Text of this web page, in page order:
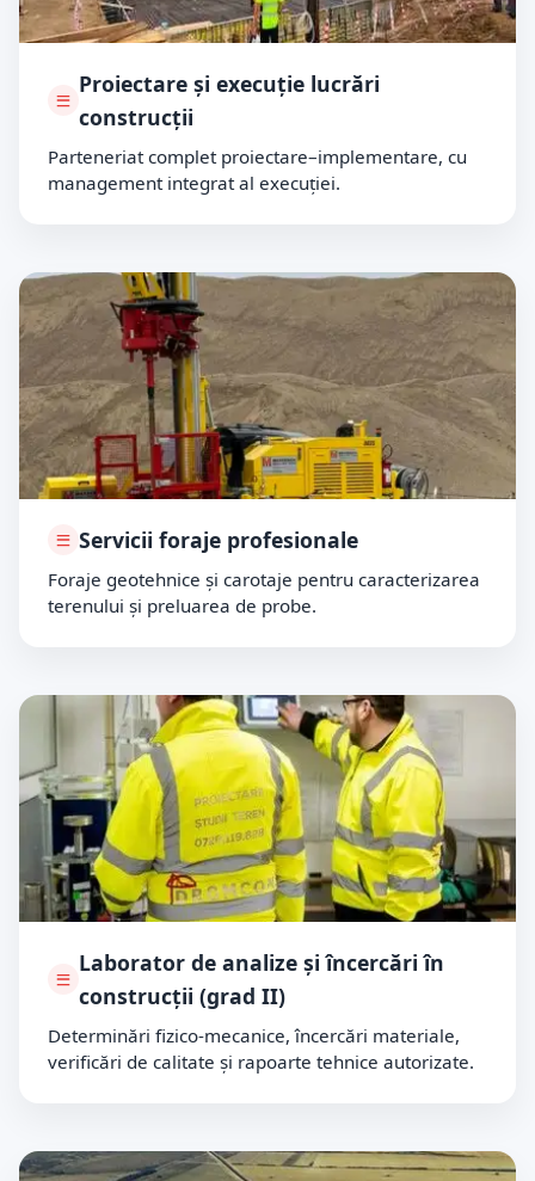
Proiectare și execuție lucrări
construcții
Parteneriat complet proiectare–implementare, cu
management integrat al execuției.
Servicii foraje profesionale
Foraje geotehnice și carotaje pentru caracterizarea
terenului și preluarea de probe.
Laborator de analize și încercări în
construcții (grad II)
Determinări fizico-mecanice, încercări materiale,
verificări de calitate și rapoarte tehnice autorizate.